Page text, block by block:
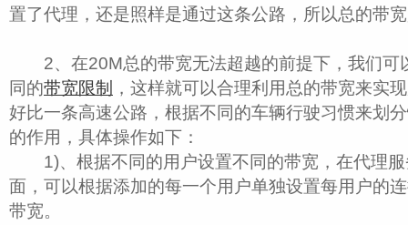
置了代理，还是照样是通过这条公路，所以总的带
2、在20M总的带宽无法超越的前提下，我们可
同的带宽限制
，这样就可以合理利用总的带宽来实
好比一条高速公路，根据不同的车辆行驶习惯来划
的作用，具体操作如下：
1)、根据不同的用户设置不同的带宽，在代理服
面，可以根据添加的每一个用户单独设置每用户的
带宽。